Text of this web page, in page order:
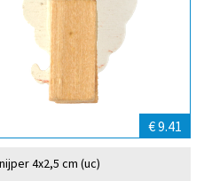
€ 9.41
4x2,5 cm (uc)